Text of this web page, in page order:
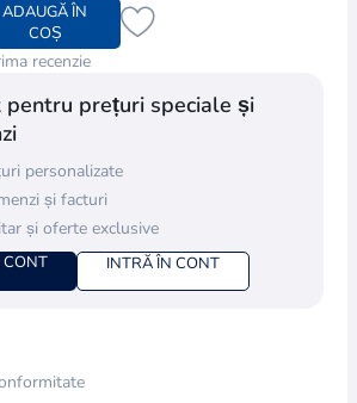
ADAUGĂ ÎN
COȘ
recenzie
pentru prețuri speciale și
personalizate
și facturi
și oferte exclusive
CONT INTRĂ ÎN CONT